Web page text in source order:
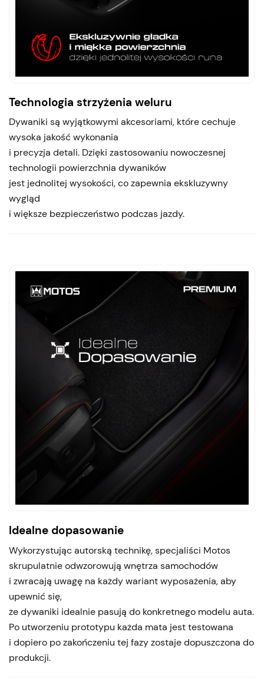
Technologia strzyżenia weluru
Dywaniki są wyjątkowymi akcesoriami, które cechuje
wysoka jakość wykonania
i precyzja detali. Dzięki zastosowaniu nowoczesnej
technologii powierzchnia dywaników
jest jednolitej wysokości, co zapewnia ekskluzywny
wygląd
i większe bezpieczeństwo podczas jazdy.
Idealne dopasowanie
Wykorzystując autorską technikę, specjaliści Motos
skrupulatnie odwzorowują wnętrza samochodów
i zwracają uwagę na każdy wariant wyposażenia, aby
upewnić się,
że dywaniki idealnie pasują do konkretnego modelu auta.
Po utworzeniu prototypu każda mata jest testowana
i dopiero po zakończeniu tej fazy zostaje dopuszczona do
produkcji.